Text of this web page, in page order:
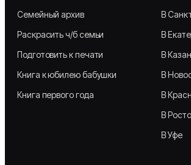
Семейный архив
Раскрасить ч/б семьи
Подготовить к печати
Книга к юбилею бабушки
Книга первого года
В
В
В
В
В
В
В Уфе